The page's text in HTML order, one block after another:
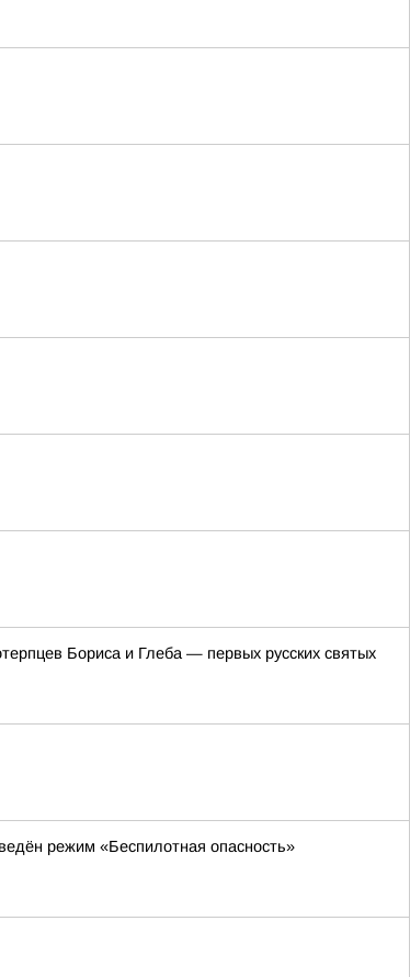
Бориса и Глеба — первых русских святых
режим «Беспилотная опасность»